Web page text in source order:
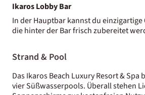
Ikaros Lobby Bar
In der Hauptbar kannst du
die hinter der Bar frisch zubereitet
Strand & Pool
Das Ikaros Beach Luxury Resort & Spa
vier Süßwasserpools. Überall stehen